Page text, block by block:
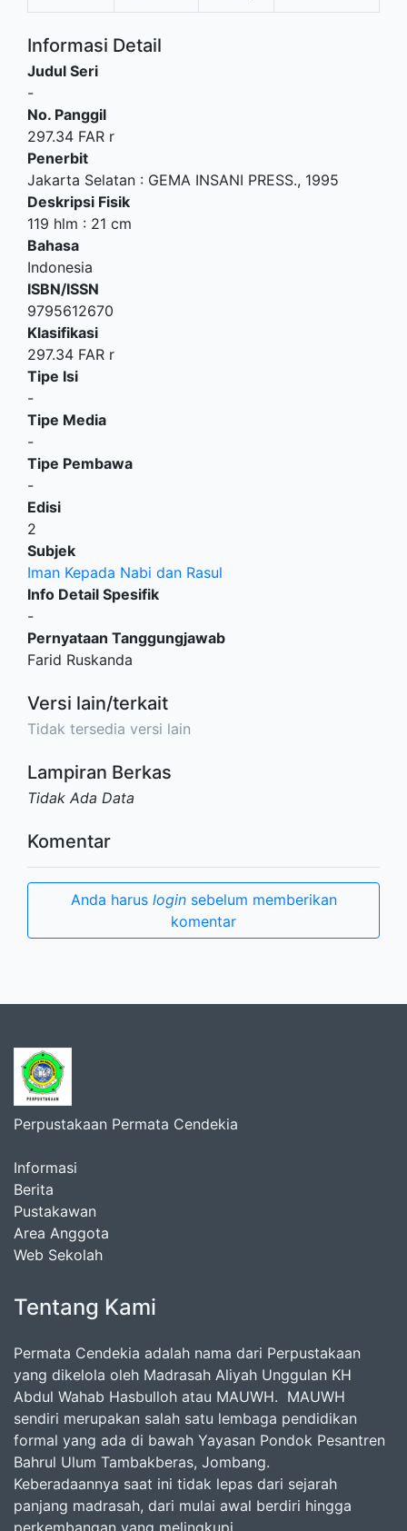
Informasi Detail
Judul Seri
-
No. Panggil
297.34 FAR r
Penerbit
Jakarta Selatan : GEMA INSANI PRESS., 1995
Deskripsi Fisik
119 hlm : 21 cm
Bahasa
Indonesia
ISBN/ISSN
9795612670
Klasifikasi
297.34 FAR r
Tipe Isi
-
Tipe Media
-
Tipe Pembawa
-
Edisi
2
Subjek
Iman Kepada Nabi dan Rasul
Info Detail Spesifik
-
Pernyataan Tanggungjawab
Farid Ruskanda
Versi lain/terkait
Tidak tersedia versi lain
Lampiran Berkas
Tidak Ada Data
Komentar
Anda harus loginsebelum memberikan
komentar
Perpustakaan Permata Cendekia
Informasi
Berita
Pustakawan
Area Anggota
Web Sekolah
Tentang Kami
Permata Cendekia adalah nama dari Perpustakaan
yang dikelola oleh Madrasah Aliyah Unggulan KH
Abdul Wahab Hasbulloh atau MAUWH. MAUWH
sendiri merupakan salah satu lembaga pendidikan
formal yang ada di bawah Yayasan Pondok Pesantren
Bahrul Ulum Tambakberas, Jombang.
Keberadaannya saat ini tidak lepas dari sejarah
panjang madrasah, dari mulai awal berdiri hingga
perkembangan yang melingkupi.